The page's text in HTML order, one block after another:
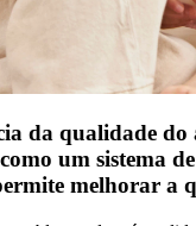
da qualidade do
um sistema
melhorar a